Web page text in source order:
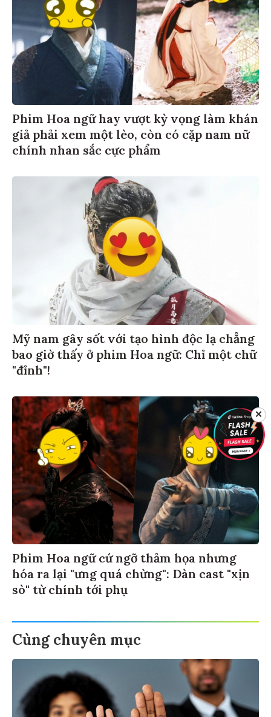
Phim Hoa ngữ hay vượt kỳ vọng làm khán
giả phải xem một lèo, còn có cặp nam nữ
chính nhan sắc cực phẩm
Mỹ nam gây sốt với tạo hình độc lạ chẳng
bao giờ thấy ở phim Hoa ngữ: Chỉ một chữ
"đỉnh"!
Phim Hoa ngữ cứ ngỡ thảm họa nhưng
hóa ra lại "ưng quá chừng": Dàn cast "xịn
sò" từ chính tới phụ
Cùng chuyên mục
✕